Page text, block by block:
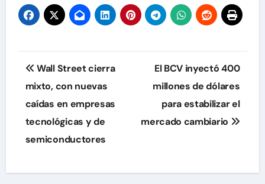
Navegación
de
entradas
Wall Street cierra
mixto, con nuevas
caídas en empresas
tecnológicas y de
semiconductores
El BCV inyectó 400
millones de dólares
para estabilizar el
mercado cambiario